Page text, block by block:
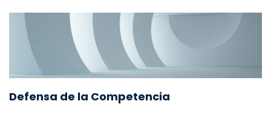
Defensa de la Competencia